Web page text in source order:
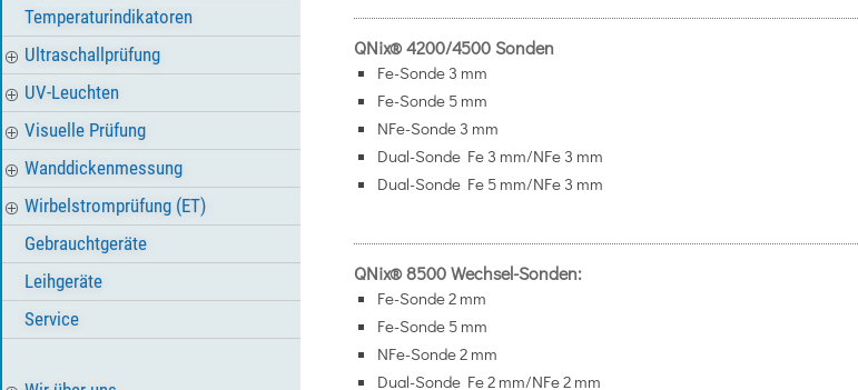
Temperaturindikatoren
Ultraschallprüfung
UV-Leuchten
Visuelle Prüfung
Wanddickenmessung
Wirbelstromprüfung (ET)
Gebrauchtgeräte
Leihgeräte
Service
QNix® 4200/4500 Sonden
Fe-Sonde 3 mm
Fe-Sonde 5 mm
NFe-Sonde 3 mm
Dual-Sonde Fe 3 mm/NFe 3 mm
Dual-Sonde Fe 5 mm/NFe 3 mm
QNix® 8500 Wechsel-Sonden:
Fe-Sonde 2 mm
Fe-Sonde 5 mm
NFe-Sonde 2 mm
Dual-Sonde Fe 2 mm/NFe 2 mm